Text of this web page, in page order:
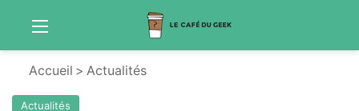
Menu
Accueil > Actualités
Actualités